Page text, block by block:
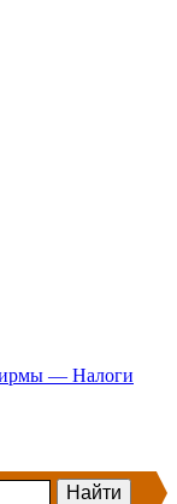
— Налоги